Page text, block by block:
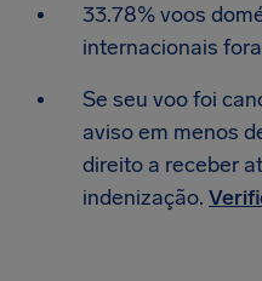
33.78% voos
internacionais
Se seu voo foi
aviso em menos
direito a receber
indenização.